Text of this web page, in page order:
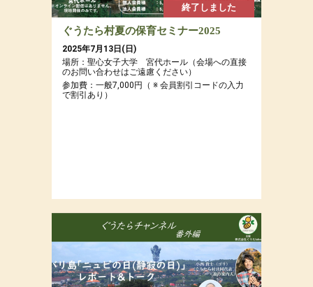
終了しました
ぐうたら村夏の保育セミナー2025
2025年7月13日(日)
場所：聖心女子大学 宮代ホール（会場への直接
のお問い合わせはご遠慮ください）
参加費：一般7,000円（ ※ 会員割引コードの入力
で割引あり）